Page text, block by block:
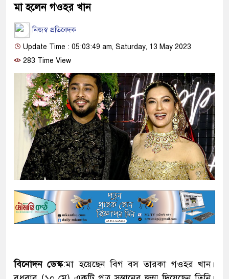
মা হলেন গওহর খান
নিজস্ব প্রতিবেদক
Update Time : 05:03:49 am, Saturday, 13 May 2023
283 Time View
বিনোদন ডেস্ক:মা হয়েছেন বিগ বস তারকা গওহর খান।